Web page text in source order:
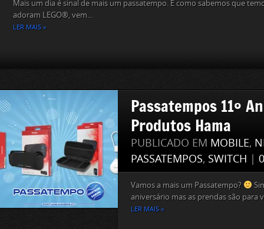
Mais um dia é sinal de mais um passatempo. E como sabemos que
adoram LEGO®, vem...
LER MAIS »
Passatempos 11º
Produtos Hama
PUBLICADO EM MOBILE,
PASSATEMPOS, SWITCH
Vamos a mais um Passatempo?
aniversário mas as prendas são para
LER MAIS »